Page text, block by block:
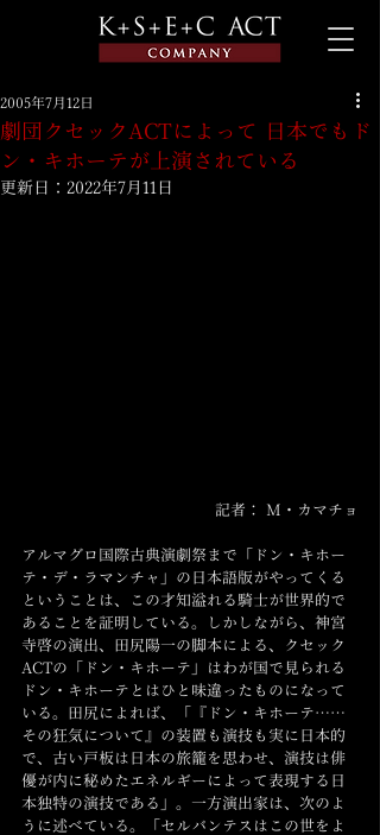
劇団クセックACTによって 日本でもド
ン・キホーテが上演されている
2005年7月12日
更新日： 2022年7月11日
記者： M・カマチョ
アルマグロ国際古典演劇祭まで「ドン・キホー
テ・デ・ラマンチャ」の日本語版がやってくる
ということは、この才知溢れる騎士が世界的で
あることを証明している。しかしながら、神宮
寺啓の演出、田尻陽一の脚本による、クセック
ACTの「ドン・キホーテ」はわが国で見られる
ドン・キホーテとはひと味違ったものになって
いる。田尻によれば、「『ドン・キホーテ……
その狂気について』の装置も演技も実に日本的
で、古い戸板は日本の旅籠を思わせ、演技は俳
優が内に秘めたエネルギーによって表現する日
本独特の演技である」。一方演出家は、次のよ
うに述べている。「セルバンテスはこの世をよ